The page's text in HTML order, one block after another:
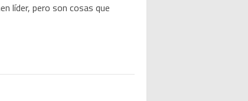
líder, pero son cosas que